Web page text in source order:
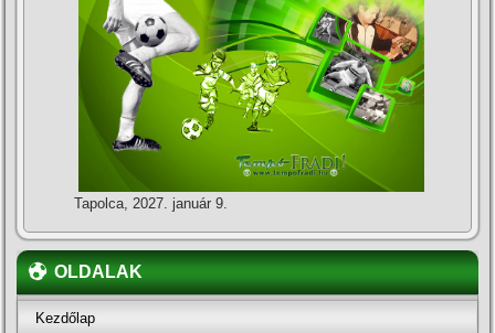
Tapolca, 2027. január 9.
OLDALAK
Kezdőlap